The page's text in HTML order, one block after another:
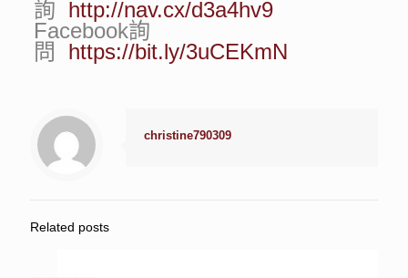
詢 http://nav.cx/d3a4hv9
Facebook詢
問 https://bit.ly/3uCEKmN
christine790309
Related posts